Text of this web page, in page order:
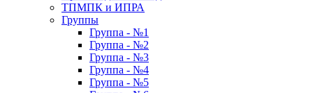
ТПМПК и ИПРА
Группы
Группа - №1
Группа - №2
Группа - №3
Группа - №4
Группа - №5